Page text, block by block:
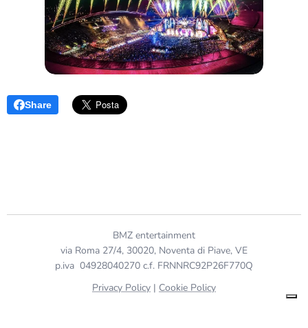
Share
BMZ entertainment
via Roma 27/4, 30020, Noventa di Piave, VE
p.iva 04928040270 c.f. FRNNRC92P26F770Q
Privacy Policy | Cookie Policy